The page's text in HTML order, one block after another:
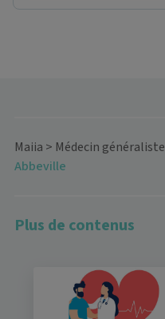
Maiia > Médecin généraliste
Abbeville
Plus de contenus